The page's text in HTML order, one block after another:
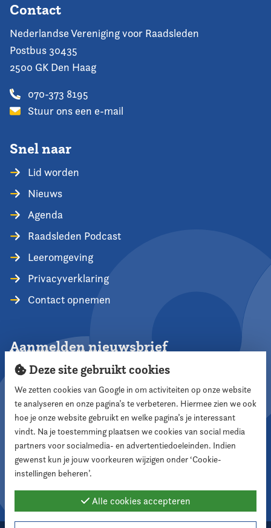
Contact
Nederlandse Vereniging voor Raadsleden
Postbus 30435
2500 GK Den Haag
070-373 8195
Stuur ons een e-mail
Snel naar
Lid worden
Nieuws
Agenda
Raadsleden Podcast
Leeromgeving
Privacyverklaring
Contact opnemen
Aanmelden nieuwsbrief
Aanmelden
Volg ons
Deze site gebruikt cookies
We zetten cookies van Google in om activiteiten op onze website
te analyseren en onze pagina’s te verbeteren. Hiermee zien we ook
hoe je onze website gebruikt en welke pagina’s je interessant
vindt. Na je toestemming plaatsen we cookies van social media
partners voor socialmedia- en advertentiedoeleinden. Indien
gewenst kun je jouw voorkeuren wijzigen onder ‘Cookie-
instellingen beheren’.
Alle cookies accepteren